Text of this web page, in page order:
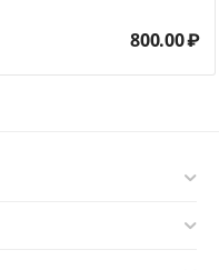
800.00₽